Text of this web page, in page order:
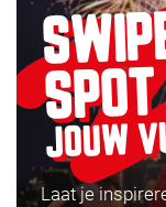
JOUW
Laat je